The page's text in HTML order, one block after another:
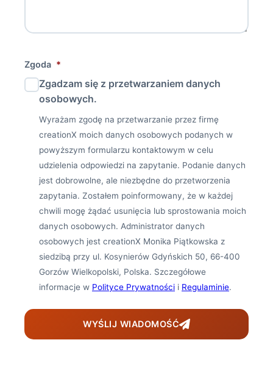
Zgoda *
Zgadzam się z przetwarzaniem danych
osobowych.
Wyrażam zgodę na przetwarzanie przez firmę
creationX moich danych osobowych podanych w
powyższym formularzu kontaktowym w celu
udzielenia odpowiedzi na zapytanie. Podanie danych
jest dobrowolne, ale niezbędne do przetworzenia
zapytania. Zostałem poinformowany, że w każdej
chwili mogę żądać usunięcia lub sprostowania moich
danych osobowych. Administrator danych
osobowych jest creationX Monika Piątkowska z
siedzibą przy ul. Kosynierów Gdyńskich 50, 66-400
Gorzów Wielkopolski, Polska. Szczegółowe
informacje w Polityce Prywatności i Regulaminie.
WYŚLIJ WIADOMOŚĆ